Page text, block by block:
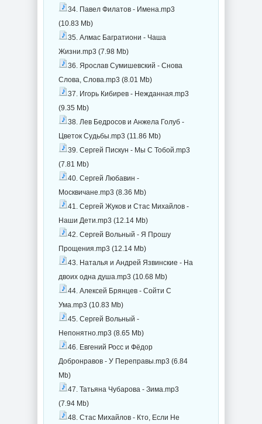
34. Павел Филатов - Имена.mp3
(10.83 Mb)
35. Алмас Багратиони - Чаша
Жизни.mp3 (7.98 Mb)
36. Ярослав Сумишевский - Снова
Слова, Слова.mp3 (8.01 Mb)
37. Игорь Кибирев - Нежданная.mp3
(9.35 Mb)
38. Лев Бедросов и Анжела Голуб -
Цветок Судьбы.mp3 (11.86 Mb)
39. Сергей Пискун - Мы С Тобой.mp3
(7.81 Mb)
40. Сергей Любавин -
Москвичане.mp3 (8.36 Mb)
41. Сергей Жуков и Стас Михайлов -
Наши Дети.mp3 (12.14 Mb)
42. Сергей Вольный - Я Прошу
Прощения.mp3 (12.14 Mb)
43. Наталья и Андрей Язвинские - На
двоих одна душа.mp3 (10.68 Mb)
44. Алексей Брянцев - Сойти С
Ума.mp3 (10.83 Mb)
45. Сергей Вольный -
Непонятно.mp3 (8.65 Mb)
46. Евгений Росс и Фёдор
Добронравов - У Переправы.mp3 (6.84
Mb)
47. Татьяна Чубарова - Зима.mp3
(7.94 Mb)
48. Стас Михайлов - Кто, Если Не